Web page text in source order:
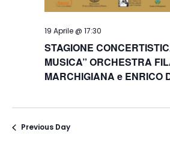
19 Aprile @ 17:30
STAGIONE
MUSICA” ORCHESTRA
MARCHIGIANA e ENRICO
Previous Day